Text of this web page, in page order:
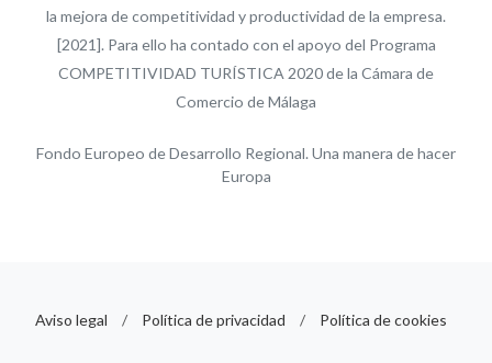
la mejora de competitividad y productividad de la empresa.
[2021]. Para ello ha contado con el apoyo del Programa
COMPETITIVIDAD TURÍSTICA 2020 de la Cámara de
Comercio de Málaga
Fondo Europeo de Desarrollo Regional. Una manera de hacer
Europa
Aviso legal / Política de privacidad / Política de cookies